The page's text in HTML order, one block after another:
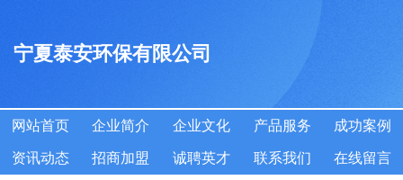
宁夏泰安环保有限公司
网站首页 企业简介 企业文化 产品服务 成功案例
资讯动态 招商加盟 诚聘英才 联系我们 在线留言